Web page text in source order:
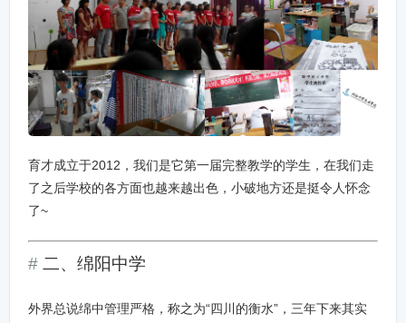
育才成立于2012，我们是它第一届完整教学的学生，在我们走
了之后学校的各方面也越来越出色，小破地方还是挺令人怀念
了~
二、绵阳中学
外界总说绵中管理严格，称之为“四川的衡水”，三年下来其实